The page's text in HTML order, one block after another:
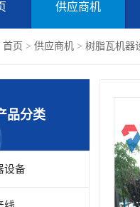
供应商机
首页 > 供应商机 > 树脂瓦机器
品分类
设备